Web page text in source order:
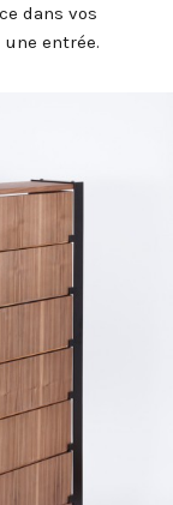
dans vos
entrée.